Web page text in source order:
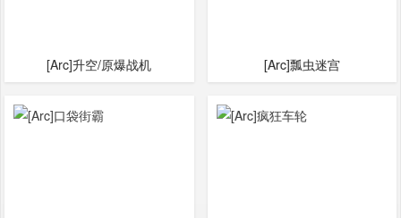
[Arc]升空/原爆战机 [Arc]瓢虫迷宫